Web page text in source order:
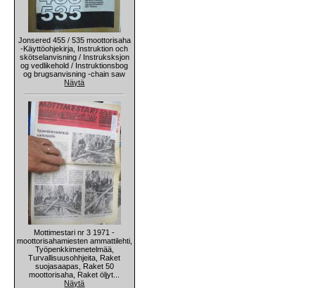
Jonsered 455 / 535 moottorisaha
-Käyttöohjekirja, Instruktion och
skötselanvisning / Instruksksjon
og vedlikehold / Instruktionsbog
og brugsanvisning -chain saw
Näytä
Mottimestari nr 3 1971 -
moottorisahamiesten ammattilehti,
Työpenkkimenetelmää,
Turvallisuusohhjeita, Raket
suojasaapas, Raket 50
moottorisaha, Raket öljyt...
Näytä